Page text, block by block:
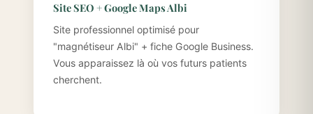
Site SEO + Google Maps Albi
Site professionnel optimisé pour
"magnétiseur Albi" + fiche Google Business.
Vous apparaissez là où vos futurs patients
cherchent.